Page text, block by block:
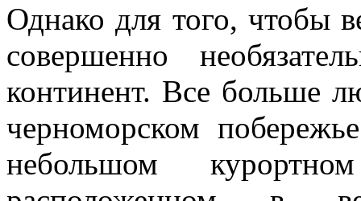
Однако для того, чтобы
совершенно
континент. Все больше
черноморском
небольшом